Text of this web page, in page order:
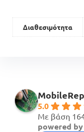
Διαθεσιμότητα
5.0
Με βάση 164
powered by